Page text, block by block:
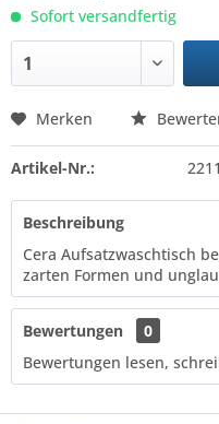
Sofort versandfertig
Merken
Artikel-Nr.:
Beschreibung
Cera Aufsatzwaschtisch
zarten Formen und
Bewertungen
0
Bewertungen lesen,